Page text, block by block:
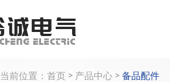
当前位置： 首页 > 产品中心 > 备品配件